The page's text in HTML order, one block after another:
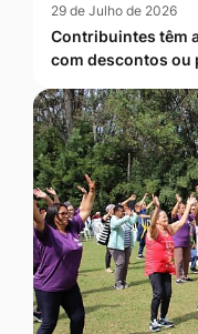
29 de Julho de 2026
Contribuintes têm
com descontos ou